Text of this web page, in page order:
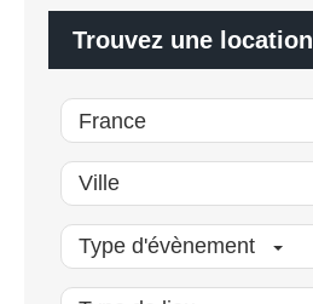
s
Trouvez une location
Type d'évènement